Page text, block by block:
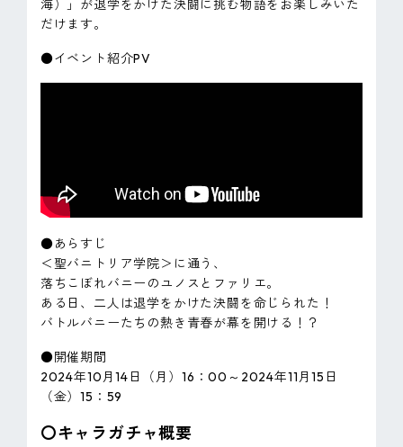
海）」が退学をかけた決闘に挑む物語をお楽しみいた
だけます。
●イベント紹介PV
●あらすじ
＜聖バニトリア学院＞に通う、
落ちこぼれバニーのユノスとファリエ。
ある日、二人は退学をかけた決闘を命じられた！
バトルバニーたちの熱き青春が幕を開ける！？
●開催期間
2024年10月14日（月）16：00～2024年11月15日
（金）15：59
〇キャラガチャ概要